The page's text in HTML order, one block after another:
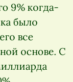
9% когда-
было
все
основе. С